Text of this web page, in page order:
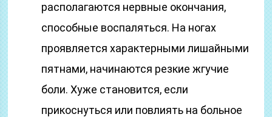
располагаются нервные окончания,
способные воспаляться. На ногах
проявляется характерными лишайными
пятнами, начинаются резкие жгучие
боли. Хуже становится, если
прикоснуться или повлиять на больное